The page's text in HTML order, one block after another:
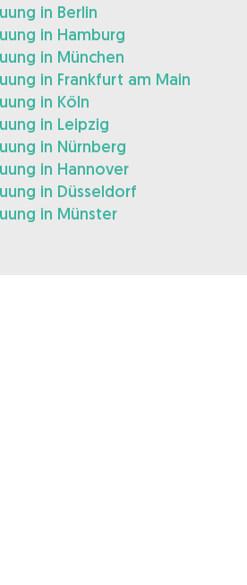
in Berlin
in Hamburg
in München
in Frankfurt am Main
in Köln
in Leipzig
in Nürnberg
in Hannover
in Düsseldorf
in Münster